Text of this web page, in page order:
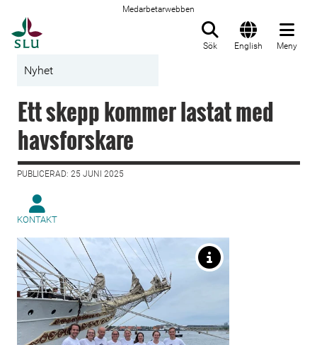
Medarbetarwebben
Sök English Meny
Nyhet
Ett skepp kommer lastat med
havsforskare
PUBLICERAD: 25 JUNI 2025
KONTAKT